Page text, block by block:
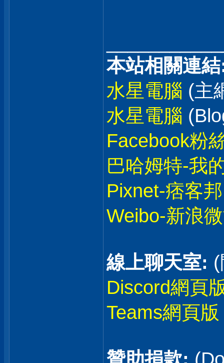
本站相關連
水星電腦 (主
水星電腦
Facebook粉
巴哈姆特-我
Pixnet-痞客邦
Weibo-新浪
線上聊天室:
Discord網頁
Teams網頁版